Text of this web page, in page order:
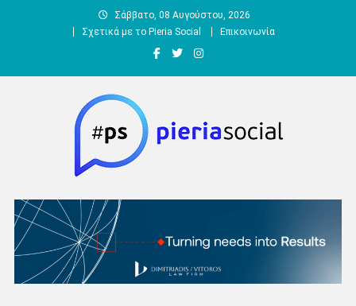
Σάββατο, 08 Αυγούστου, 2026
Σχετικά με το Pieria Social
Επικοινωνία
Pieria Social